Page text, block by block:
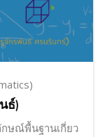
ธ์)
ณ์พื้นฐานเกี่ยว